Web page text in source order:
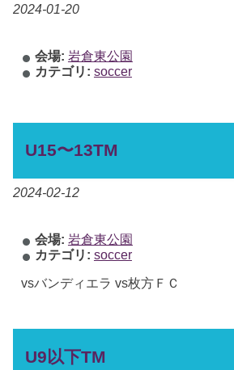
2024-01-20
会場: 岩倉東公園
カテゴリ: soccer
U15〜13TM
2024-02-12
会場: 岩倉東公園
カテゴリ: soccer
vsバンディエラ vs枚方ＦＣ
U9以下TM